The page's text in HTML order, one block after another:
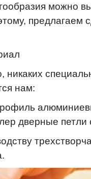
можно
предлагаем
нам:
дверные петли